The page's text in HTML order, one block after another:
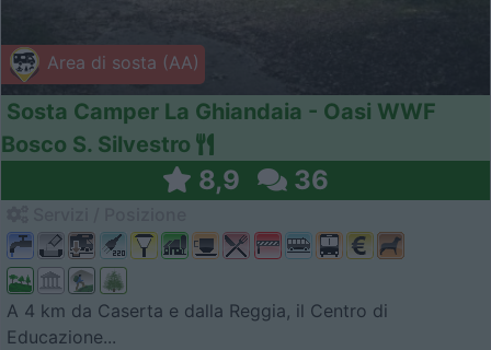
Area di sosta (AA)
Sosta Camper La Ghiandaia - Oasi WWF
Bosco S. Silvestro
8,9 36
A 4 km da Caserta e dalla Reggia, il Centro di
Educazione...